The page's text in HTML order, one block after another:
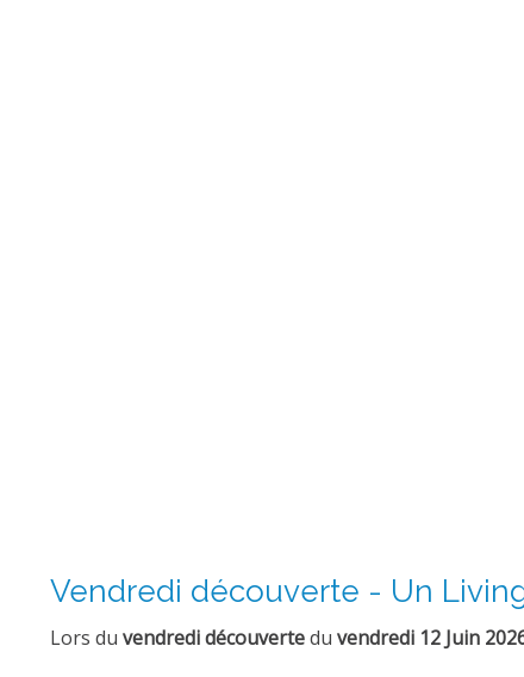
Vendredi découverte - Un
Lors du vendredi découvertedu vendredi 12 Juin